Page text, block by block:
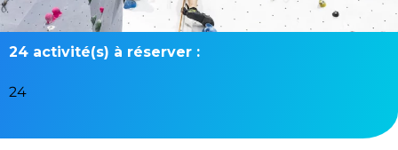
24 activité(s) à réserver :
24